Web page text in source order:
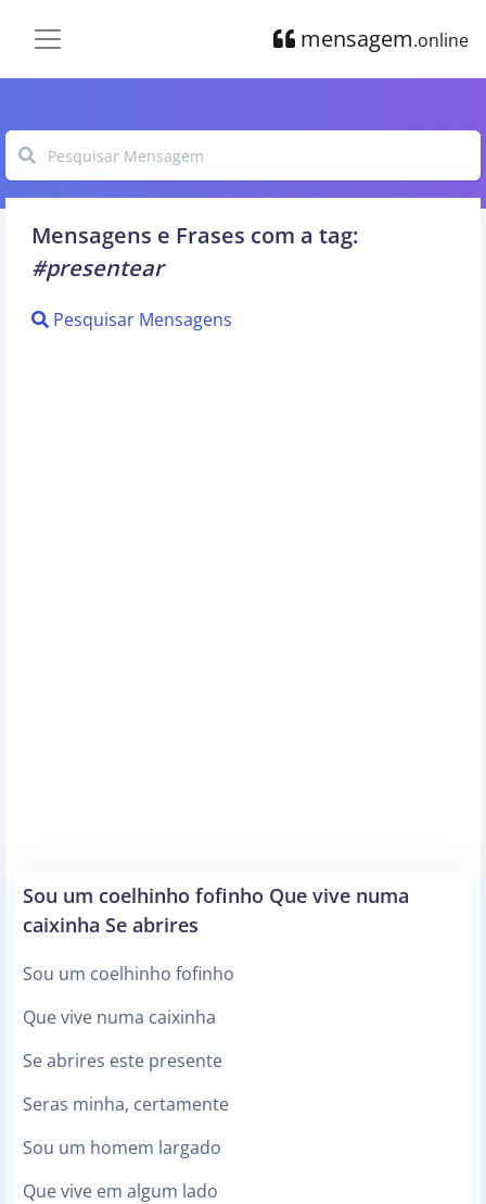
mensagem.online
Mensagens e Frases com a tag:
#presentear
Pesquisar Mensagens
Sou um coelhinho fofinho Que vive numa
caixinha Se abrires
Sou um coelhinho fofinho
Que vive numa caixinha
Se abrires este presente
Seras minha, certamente
Sou um homem largado
Que vive em algum lado